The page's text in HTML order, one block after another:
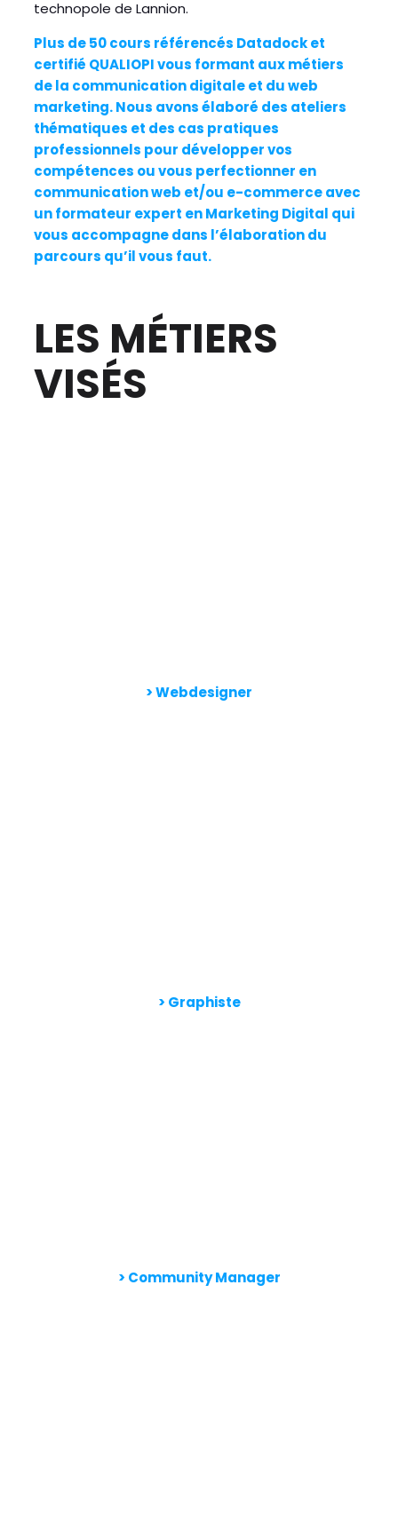
technopole de Lannion.
Plus de 50 cours référencés Datadock et
certifié QUALIOPI vous formant aux métiers
de la communication digitale et du web
marketing. Nous avons élaboré des ateliers
thématiques et des cas pratiques
professionnels pour développer vos
compétences ou vous perfectionner en
communication web et/ou e-commerce avec
un formateur expert en Marketing Digital qui
vous accompagne dans l’élaboration du
parcours qu’il vous faut.
LES MÉTIERS
VISÉS
> Webdesigner
> Graphiste
> Community Manager